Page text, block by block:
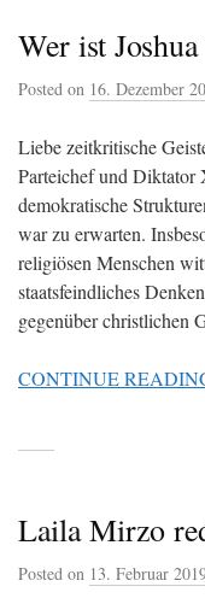
Wer ist
Posted on 16. Dezember
Liebe zeitkritische
Parteichef und Diktator
demokratische
war zu erwarten.
religiösen Menschen
staatsfeindliches
gegenüber christlichen
CONTINUE
Laila Mirzo
Posted on 13. Februar